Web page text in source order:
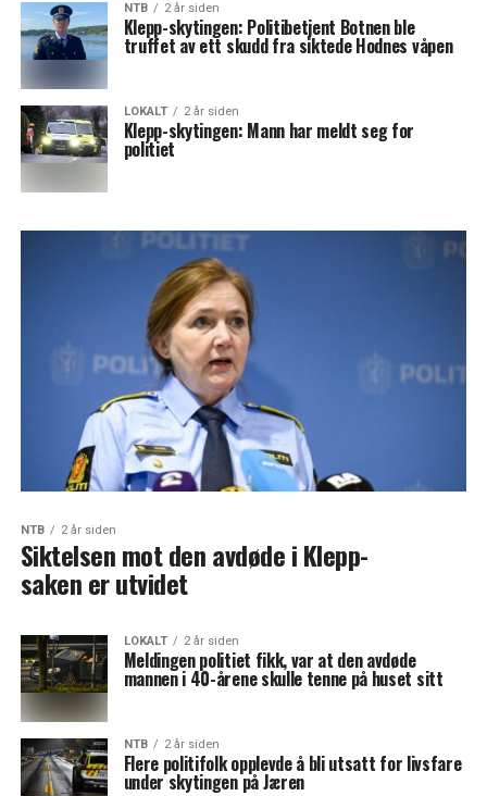
NTB 2 år siden
Klepp-skytingen: Politibetjent Botnen ble
truffet av ett skudd fra siktede Hodnes våpen
LOKALT 2 år siden
Klepp-skytingen: Mann har meldt seg for
politiet
NTB 2 år siden
Siktelsen mot den avdøde i Klepp-
saken er utvidet
LOKALT 2 år siden
Meldingen politiet fikk, var at den avdøde
mannen i 40-årene skulle tenne på huset sitt
NTB 2 år siden
Flere politifolk opplevde å bli utsatt for livsfare
under skytingen på Jæren